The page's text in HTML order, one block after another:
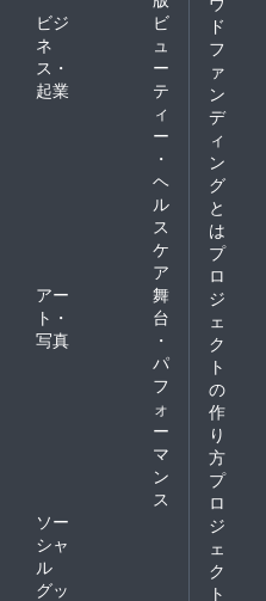
ビジ
ネ
ス・
起業
ビ
ュ
ー
テ
ィ
ー
・
ヘ
ル
ス
ケ
ア
アー
ト・
写真
舞
台
・
パ
フ
ォ
ー
マ
ン
ス
ソー
シャ
ル
グッ
ド
フ
ァ
ン
デ
ィ
ン
グ
と
は
プ
ロ
ジ
ェ
ク
ト
の
作
り
方
プ
ロ
ジ
ェ
ク
ト